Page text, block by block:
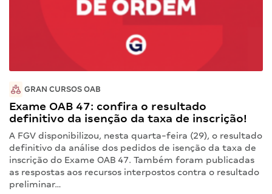
GRAN CURSOS OAB
Exame OAB 47: confira o resultado
definitivo da isenção da taxa de inscrição!
A FGV disponibilizou, nesta quarta-feira (29), o resultado
definitivo da análise dos pedidos de isenção da taxa de
inscrição do Exame OAB 47. Também foram publicadas
as respostas aos recursos interpostos contra o resultado
preliminar…